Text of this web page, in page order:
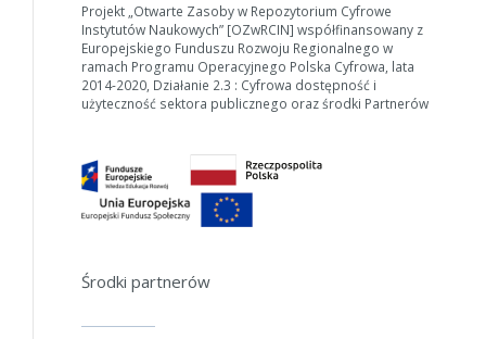
Projekt „Otwarte Zasoby w Repozytorium Cyfrowe
Instytutów Naukowych” [OZwRCIN] współfinansowany z
Europejskiego Funduszu Rozwoju Regionalnego w
ramach Programu Operacyjnego Polska Cyfrowa, lata
2014-2020, Działanie 2.3 : Cyfrowa dostępność i
użyteczność sektora publicznego oraz środki Partnerów
Środki partnerów